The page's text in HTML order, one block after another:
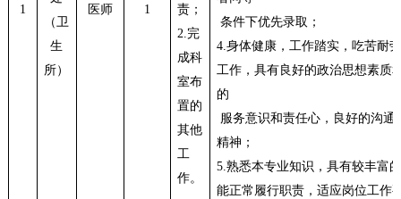
1
（卫
生
所）
医师 1
责；
2.完
成科
室布
置的
其他
工
作。
条件下优先录取；
4.身体健康，工作踏实，吃苦耐
工作，具有良好的政治思想素质
的
服务意识和责任心，良好的沟通
精神；
5.熟悉本专业知识，具有较丰富
能正常履行职责，适应岗位工作